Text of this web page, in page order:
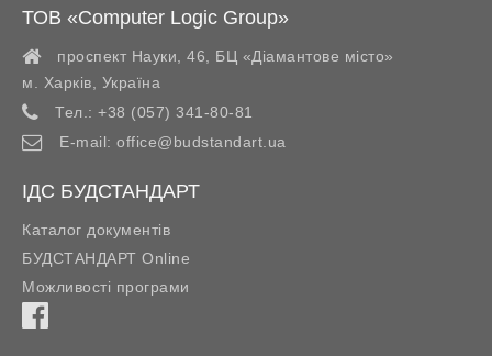
ТОВ «Computer Logic Group»
проспект Науки, 46, БЦ «Діамантове місто»
м. Харків
Україна
Тел.: +38 (057) 341-80-81
E-mail: office@budstandart.ua
ІДС БУДСТАНДАРТ
Каталог документів
БУДСТАНДАРТ Online
Можливості програми